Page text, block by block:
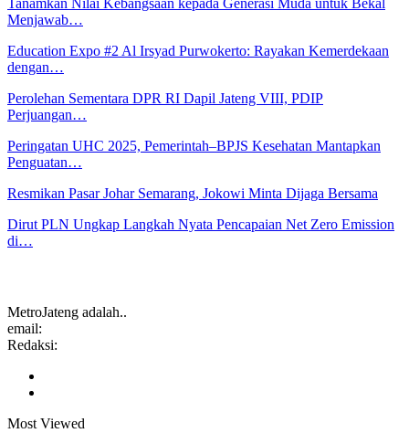
Menjawab…
Education Expo #2 Al Irsyad Purwokerto: Rayakan Kemerdekaan
dengan…
Perolehan Sementara DPR RI Dapil Jateng VIII, PDIP
Perjuangan…
Peringatan UHC 2025, Pemerintah–BPJS Kesehatan Mantapkan
Penguatan…
Resmikan Pasar Johar Semarang, Jokowi Minta Dijaga Bersama
Dirut PLN Ungkap Langkah Nyata Pencapaian Net Zero Emission
di…
MetroJateng adalah..
email:
Redaksi:
Most Viewed